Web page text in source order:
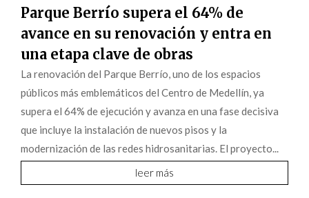
Parque Berrío supera el 64% de
avance en su renovación y entra en
una etapa clave de obras
La renovación del Parque Berrío, uno de los espacios
públicos más emblemáticos del Centro de Medellín, ya
supera el 64% de ejecución y avanza en una fase decisiva
que incluye la instalación de nuevos pisos y la
modernización de las redes hidrosanitarias. El proyecto...
leer más